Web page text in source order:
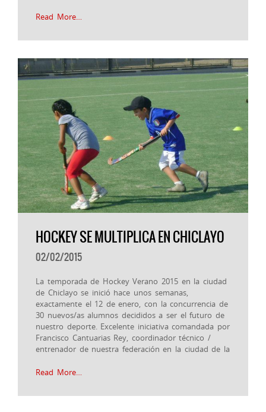
Read More…
HOCKEY SE MULTIPLICA EN CHICLAYO
02/02/2015
La temporada de Hockey Verano 2015 en la ciudad
de Chiclayo se inició hace unos semanas,
exactamente el 12 de enero, con la concurrencia de
30 nuevos/as alumnos decididos a ser el futuro de
nuestro deporte. Excelente iniciativa comandada por
Francisco Cantuarias Rey, coordinador técnico /
entrenador de nuestra federación en la ciudad de la
Read More…